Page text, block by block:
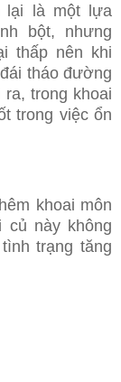
lại là một lựa
bột, nhưng
thấp nên khi
tháo đường
trong khoai
trong việc ổn
khoai môn
củ này không
trạng tăng